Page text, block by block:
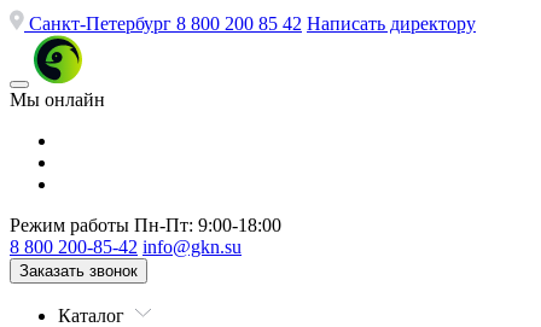
Санкт-Петербург 8 800 200 85 42 Написать директору
Мы онлайн
Режим работы Пн-Пт: 9:00-18:00
8 800 200-85-42 info@gkn.su
Заказать звонок
Каталог